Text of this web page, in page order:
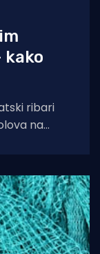
ribari
na